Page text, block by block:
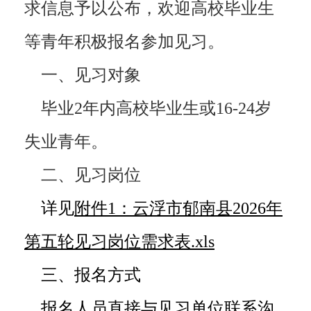
求信息予以公布，欢迎高校毕业生
等青年积极报名参加见习。
一、见习对象
毕业2年内高校毕业生或16-24岁
失业青年。
二、见习岗位
详见附件1：云浮市郁南县2026年
第五轮见习岗位需求表.xls
三、报名方式